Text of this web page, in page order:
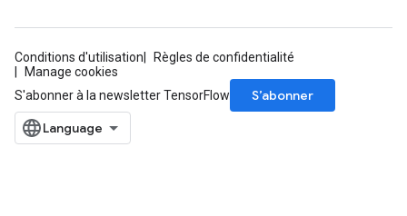
Conditions d'utilisation
Règles de confidentialité
Manage cookies
S'abonner à la newsletter TensorFlow
S’abonner